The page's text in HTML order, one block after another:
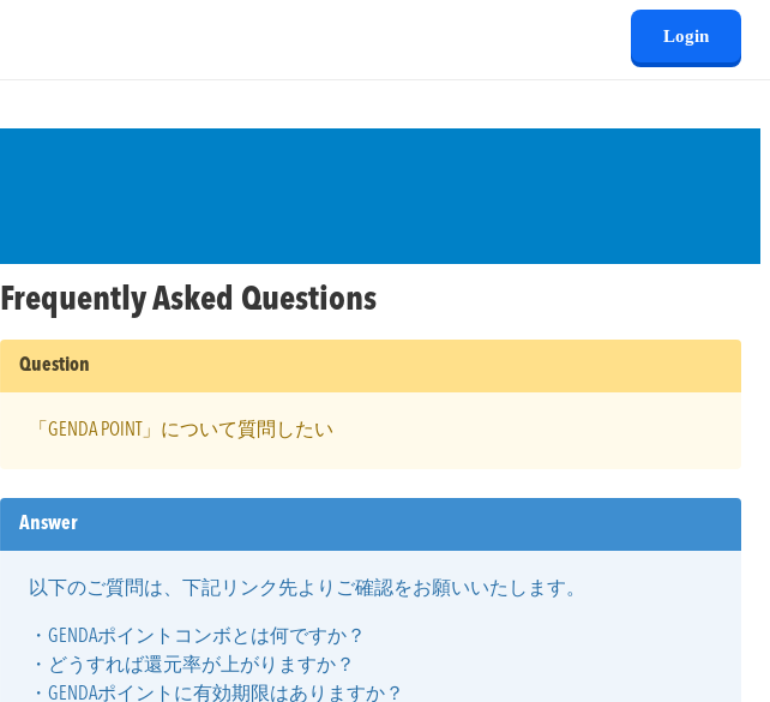
Login
Frequently Asked Questions
Question
「GENDA POINT」について質問したい
Answer
以下のご質問は、下記リンク先よりご確認をお願いいたします。
・GENDAポイントコンボとは何ですか？
・どうすれば還元率が上がりますか？
・GENDAポイントに有効期限はありますか？